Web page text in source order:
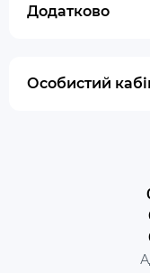
Додатково
Особистий